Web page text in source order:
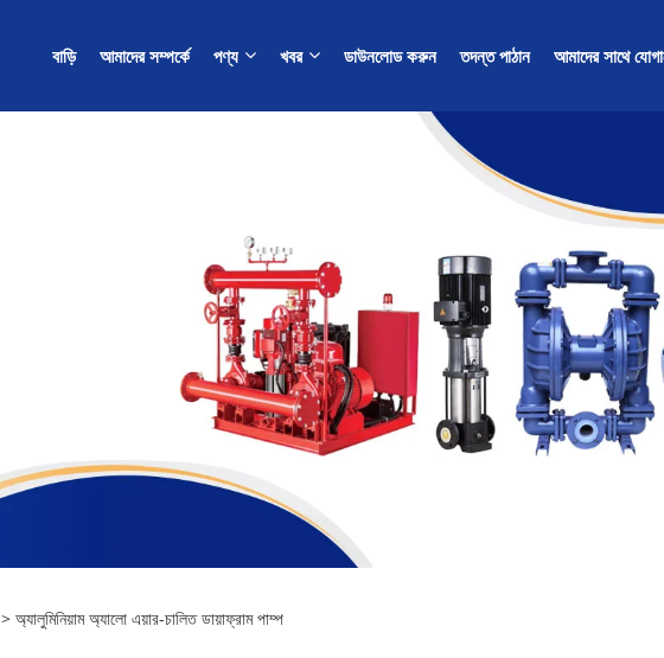
বাড়ি আমাদের সম্পর্কে পণ্য খবর ডাউনলোড করুন তদন্ত পাঠান আমাদের সাথে
> অ্যালুমিনিয়াম অ্যালো এয়ার-চালিত ডায়াফ্রাম পাম্প